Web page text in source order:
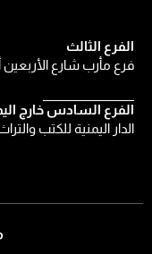
الفرع الثالث
فرع مأرب شارع الأربعين
الفرع السادس خارج
الدار اليمنية للكتب